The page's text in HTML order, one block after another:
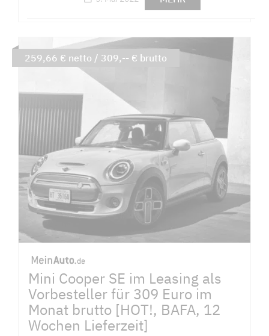
Mini Cooper SE im Leasing als
Vorbesteller für 309 Euro im
Monat brutto [HOT!, BAFA, 12
Wochen Lieferzeit]
259,66 € netto / 309,-- € brutto